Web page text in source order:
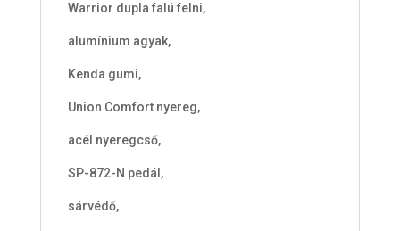
Warrior dupla falú felni,
alumínium agyak,
Kenda gumi,
Union Comfort nyereg,
acél nyeregcső,
SP-872-N pedál,
sárvédő,